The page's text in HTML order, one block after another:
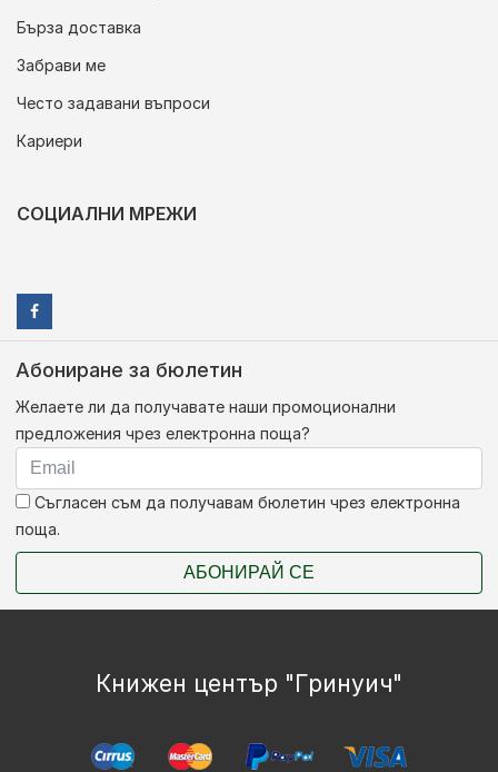
Бърза доставка
Забрави ме
Често задавани въпроси
Кариери
СОЦИАЛНИ МРЕЖИ
Абониране за бюлетин
Желаете ли да получавате наши промоционални
предложения чрез електронна поща?
Съгласен съм да получавам бюлетин чрез електронна
поща.
АБОНИРАЙ СЕ
Книжен център "Гринуич"